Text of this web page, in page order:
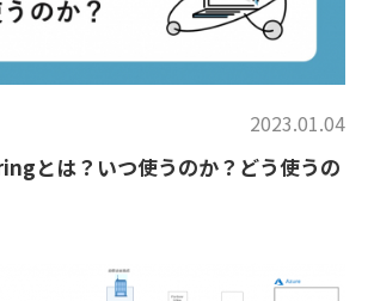
2023.01.04
とは？いつ使うのか？どう使うの